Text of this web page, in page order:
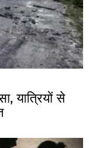
यात्रियों से